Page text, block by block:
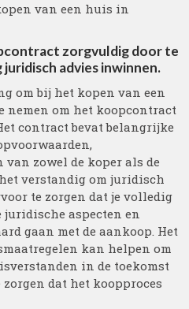
van een huis in
zorgvuldig door te
advies inwinnen.
om bij het kopen van een
nemen om het koopcontract
contract bevat belangrijke
zowel de koper als de
verstandig om juridisch
te zorgen dat je volledig
juridische aspecten en
gaan met de aankoop. Het
kan helpen om
in de toekomst
dat het koopproces